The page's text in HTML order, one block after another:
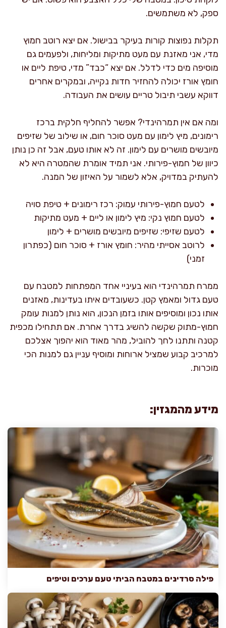
ספק, לא משתמשים.
תקלות נפוצות קורות בעיקר בבישול. אם יצא רוטב חמוץ
מדי, אני מאזנת עם מעט מתיקות ומליחות, ולפעמים גם
מוסיפה מים כדי לדלל. אם יצא “כבד” מדי, טיפת ליים או
חומץ אורז יכולה להחזיר חדות נקייה, ובמקרים אחרים
דווקא עשבי תיבול טריים עושים את העבודה.
ומה אם אין תמרהינדי? אפשר להחליף חלקית ברכז
רימונים, מיץ לימון עם מעט סוכר חום, או שילוב של שזיפים
מיובשים מושרים עם לימון. זה לא אותו טעם, אבל זה כן נותן
כיוון של חמוץ-פירותי. אני תמיד אומרת שהמטרה היא לא
להעתיק במדויק, אלא לשמור על האיזון של המנה.
לטעם חמוץ-פירותי עמוק: רכז רימונים + טיפת סויה
לטעם חמוץ נקי: מיץ לימון או ליים + מעט מתיקות
לטעם שזיפי: שזיפים מיובשים מושרים + לימון
לרוטב אסייתי מהיר: חומץ אורז + סוכר חום (כפתרון
זמני)
ממרח תמרהינדי הוא בעיניי אחד המפתחות למטבח עם
טעם גדול ומאמץ קטן. כשעובדים איתו בעדינות, מאזנים
אותו נכון ומוסיפים אותו בזמן הנכון, הוא נותן למנות עומק
חמוץ-מתוק שקשה להשיג בדרך אחרת. אם תתחילו מכפית
קטנה ותתנו לחך להוביל, מהר מאוד הוא יהפוך אצלכם
למרכיב קבוע שמציל ארוחות ומוסיף עניין גם למנות הכי
מוכרות.
מידע מהמגזין:
פילה סרדינים במטבח הביתי טעם ערכים וטיפים